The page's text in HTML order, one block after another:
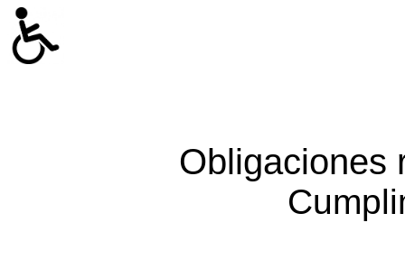
Obligaciones